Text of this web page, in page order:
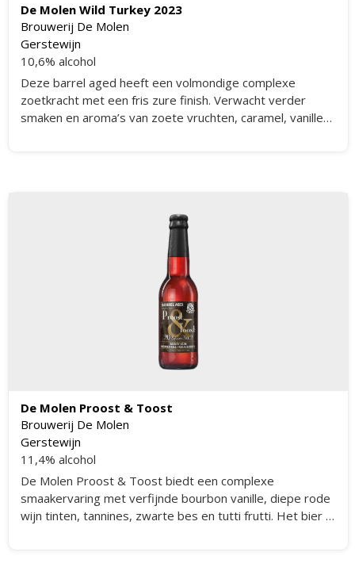
De Molen Wild Turkey 2023
Brouwerij De Molen
Gerstewijn
10,6% alcohol
Deze barrel aged heeft een volmondige complexe
zoetkracht met een fris zure finish. Verwacht verder
smaken en aroma’s van zoete vruchten, caramel, vanille
De Molen Proost & Toost
Brouwerij De Molen
Gerstewijn
11,4% alcohol
De Molen Proost & Toost biedt een complexe
smaakervaring met verfijnde bourbon vanille, diepe rode
wijn tinten, tannines, zwarte bes en tutti frutti. Het bier is